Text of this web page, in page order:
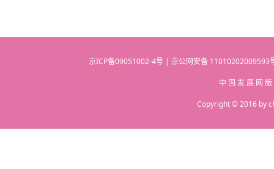
京ICP备09051002-4号 | 京公网安备
中 国 发 展 网
Copyright © 2016 by